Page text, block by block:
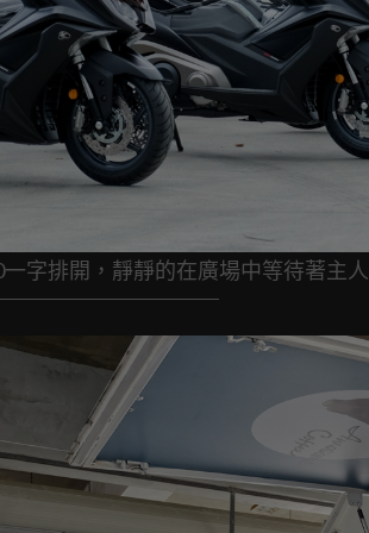
字排開，靜靜的在廣場中等待著主